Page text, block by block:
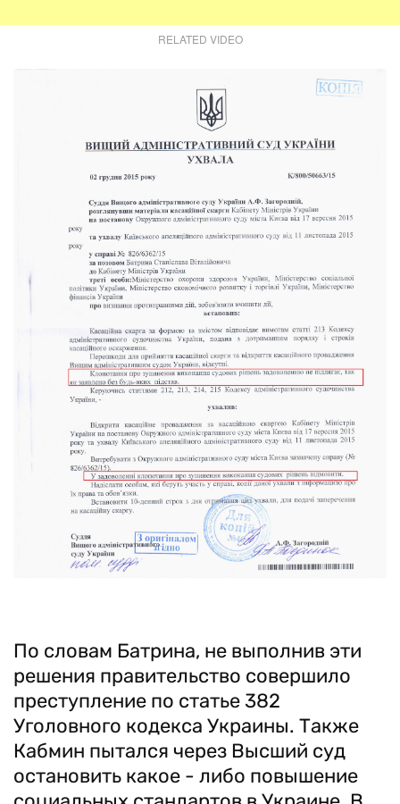
RELATED VIDEO
По словам Батрина, не выполнив эти
решения правительство совершило
преступление по статье 382
Уголовного кодекса Украины. Также
Кабмин пытался через Высший суд
остановить какое - либо повышение